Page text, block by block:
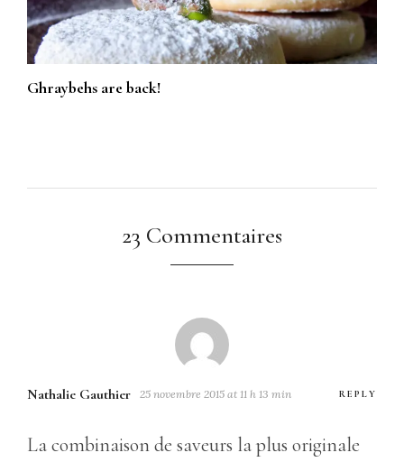
Ghraybehs are back!
23 Commentaires
Nathalie Gauthier 25 novembre 2015 at 11 h 13 min REPLY
La combinaison de saveurs la plus originale